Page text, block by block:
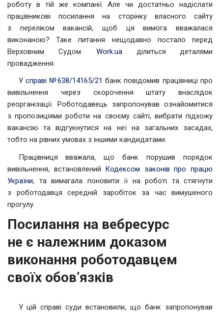
роботу в тій же компанії. Але чи достатньо надіслати
працівникові посилання на сторінку власного сайту
з переліком вакансій, щоб ця вимога вважалася
виконаною? Таке питання нещодавно постало перед
Верховним Судом. Work.ua ділиться деталями
провадження.
У справі №638/14165/21 банк повідомив працівниці про
вивільнення через скорочення штату внаслідок
реорганізації. Роботодавець запропонував ознайомитися
з пропозиціями роботи на своєму сайті, вибрати підхожу
вакансію та відгукнутися на неї на загальних засадах,
тобто на рівних умовах з іншими кандидатами.
Працівниця вважала, що банк порушив порядок
вивільнення, встановлений Кодексом законів про працю
України, та вимагала поновити її на роботі та стягнути
з роботодавця середній заробіток за час вимушеного
прогулу.
Посилання на вебресурс
не є належним доказом
виконання роботодавцем
своїх обовʼязків
У цій справі суди встановили, що банк запропонував